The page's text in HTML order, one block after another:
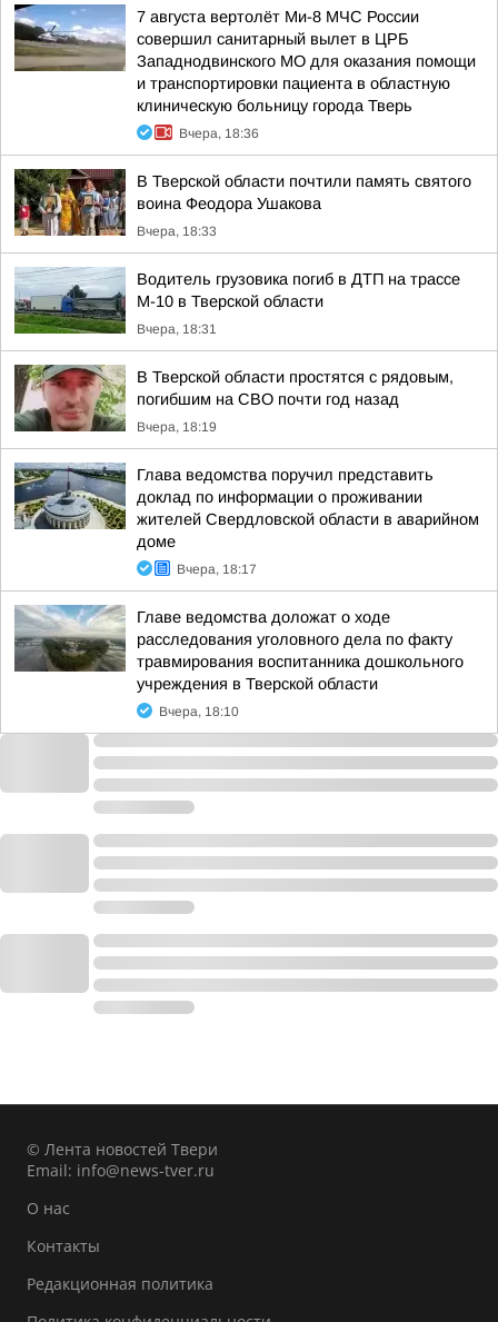
7 августа вертолёт Ми-8 МЧС России
совершил санитарный вылет в ЦРБ
Западнодвинского МО для оказания помощи
и транспортировки пациента в областную
клиническую больницу города Тверь
Вчера, 18:36
В Тверской области почтили память святого
воина Феодора Ушакова
Вчера, 18:33
Водитель грузовика погиб в ДТП на трассе
М-10 в Тверской области
Вчера, 18:31
В Тверской области простятся с рядовым,
погибшим на СВО почти год назад
Вчера, 18:19
Глава ведомства поручил представить
доклад по информации о проживании
жителей Свердловской области в аварийном
доме
Вчера, 18:17
Главе ведомства доложат о ходе
расследования уголовного дела по факту
травмирования воспитанника дошкольного
учреждения в Тверской области
Вчера, 18:10
© Лента новостей Твери
Email: info@news-tver.ru
О нас
Контакты
Редакционная политика